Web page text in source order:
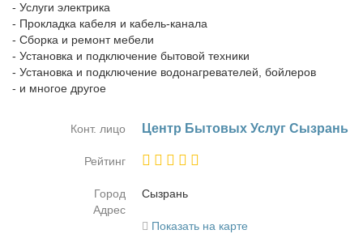
- Услуги электрика
- Прокладка кабеля и кабель-канала
- Сборка и ремонт мебели
- Установка и подключение бытовой техники
- Установка и подключение водонагревателей, бойлеров
- и многое другое
Конт. лицо Центр Бы­то­вых Услуг Сыз­рань
Рейтинг
Город
Сыз­рань
Адрес
Показать на карте